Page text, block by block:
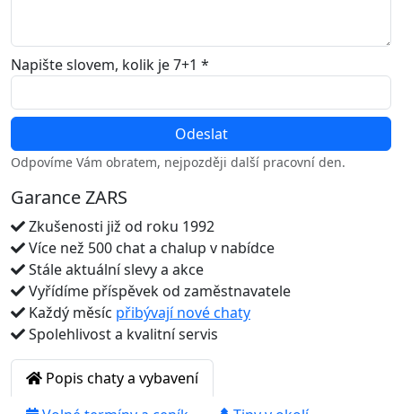
Napište slovem, kolik je 7+1 *
Odpovíme Vám obratem, nejpozději další pracovní den.
Garance ZARS
Zkušenosti již od roku 1992
Více než 500 chat a chalup v nabídce
Stále aktuální slevy a akce
Vyřídíme příspěvek od zaměstnavatele
Každý měsíc přibývají nové chaty
Spolehlivost a kvalitní servis
Popis chaty a vybavení